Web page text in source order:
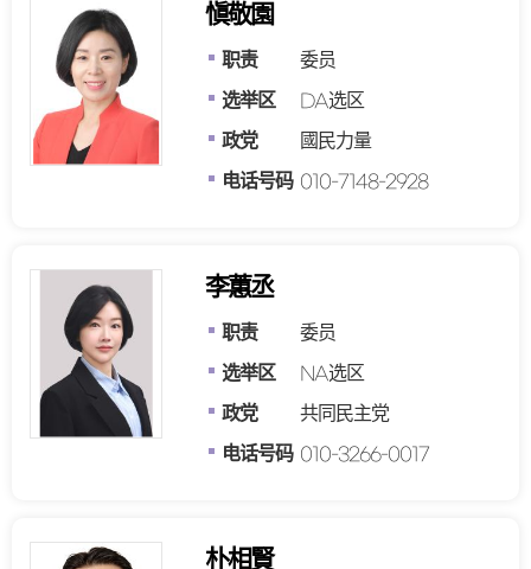
愼敬園
职责 委员
选举区 DA选区
政党 國民力量
电话号码 010-7148-2928
李蕙丞
职责 委员
选举区 NA选区
政党 共同民主党
电话号码 010-3266-0017
朴相賢